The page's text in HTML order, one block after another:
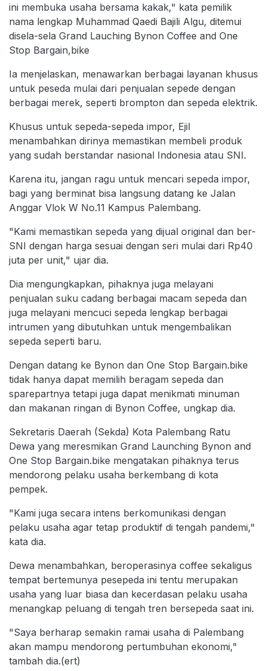
ini membuka usaha bersama kakak," kata pemilik
nama lengkap Muhammad Qaedi Bajili Algu, ditemui
disela-sela Grand Lauching Bynon Coffee and One
Stop Bargain,bike
Ia menjelaskan, menawarkan berbagai layanan khusus
untuk peseda mulai dari penjualan sepede dengan
berbagai merek, seperti brompton dan sepeda elektrik.
Khusus untuk sepeda-sepeda impor, Ejil
menambahkan dirinya memastikan membeli produk
yang sudah berstandar nasional Indonesia atau SNI.
Karena itu, jangan ragu untuk mencari sepeda impor,
bagi yang berminat bisa langsung datang ke Jalan
Anggar Vlok W No.11 Kampus Palembang.
"Kami memastikan sepeda yang dijual original dan ber-
SNI dengan harga sesuai dengan seri mulai dari Rp40
juta per unit," ujar dia.
Dia mengungkapkan, pihaknya juga melayani
penjualan suku cadang berbagai macam sepeda dan
juga melayani mencuci sepeda lengkap berbagai
intrumen yang dibutuhkan untuk mengembalikan
sepeda seperti baru.
Dengan datang ke Bynon dan One Stop Bargain.bike
tidak hanya dapat memilih beragam sepeda dan
sparepartnya tetapi juga dapat menikmati minuman
dan makanan ringan di Bynon Coffee, ungkap dia.
Sekretaris Daerah (Sekda) Kota Palembang Ratu
Dewa yang meresmikan Grand Launching Bynon and
One Stop Bargain.bike mengatakan pihaknya terus
mendorong pelaku usaha berkembang di kota
pempek.
"Kami juga secara intens berkomunikasi dengan
pelaku usaha agar tetap produktif di tengah pandemi,"
kata dia.
Dewa menambahkan, beroperasinya coffee sekaligus
tempat bertemunya pesepeda ini tentu merupakan
usaha yang luar biasa dan kecerdasan pelaku usaha
menangkap peluang di tengah tren bersepeda saat ini.
"Saya berharap semakin ramai usaha di Palembang
akan mampu mendorong pertumbuhan ekonomi,"
tambah dia.(ert)